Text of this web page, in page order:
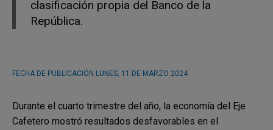
clasificación propia del Banco de la
República.
FECHA DE PUBLICACIÓN LUNES, 11 DE MARZO 2024
Durante el cuarto trimestre del año, la economía del Eje
Cafetero mostró resultados desfavorables en el